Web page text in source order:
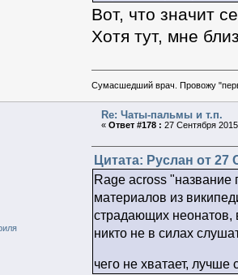
Вот, что значит
Хотя тут, мне
Сумасшедший врач. Провожу
Re: Чаты-пальмы и т.п.
«Ответ #178 : 27 Сентября
Цитата: Руслан от 27
Rage across "название
материалов из
страдающих неонатов,
никто не в силах
чего не хватает,